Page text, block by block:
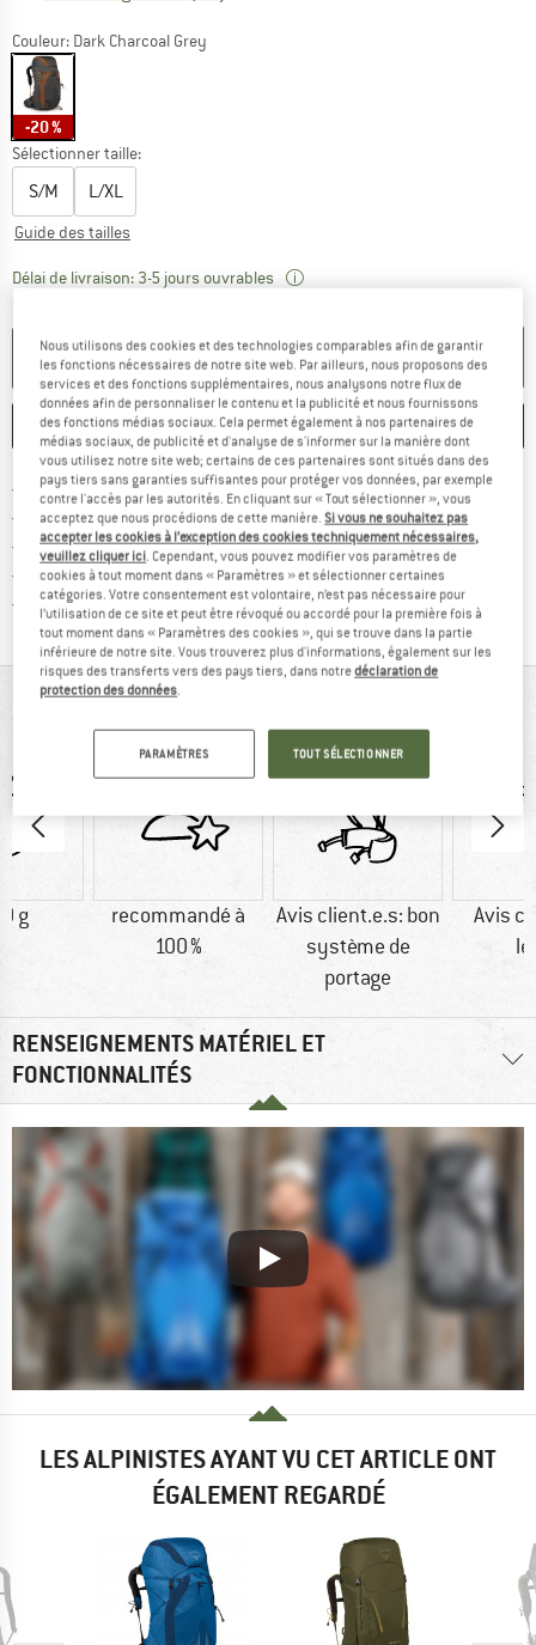
Couleur: Dark Charcoal Grey
-20 %
Sélectionner taille:
S/M L/XL
Guide des tailles
Délai de livraison: 3-5 jours ouvrables
AJOUTER AU PANIER
ENREGISTRER COMPARER
Livraison gratuite dès 69 € (FR)Trouve les infos sur la
Droit de retour de 100 joursTrouve les informations de
> 4 000 000 clients satisfaits
Tous les articles disponibles
Protection des acheteurs de Trusted ShopsTrouve toutes les
g
recommandé à
100 %
Avis client.e.s: bon
système de
portage
Avis
RENSEIGNEMENTS MATÉRIEL ET
FONCTIONNALITÉS
LES ALPINISTES AYANT VU CET ARTICLE ONT
ÉGALEMENT REGARDÉ
Nous utilisons des cookies et des technologies comparables afin de garantir
les fonctions nécessaires de notre site web. Par ailleurs, nous proposons des
services et des fonctions supplémentaires, nous analysons notre flux de
données afin de personnaliser le contenu et la publicité et nous fournissons
des fonctions médias sociaux. Cela permet également à nos partenaires de
médias sociaux, de publicité et d'analyse de s'informer sur la manière dont
vous utilisez notre site web; certains de ces partenaires sont situés dans des
pays tiers sans garanties suffisantes pour protéger vos données, par exemple
contre l'accès par les autorités. En cliquant sur « Tout sélectionner », vous
acceptez que nous procédions de cette manière.Si vous ne souhaitez pas
accepter les cookies à l’exception des cookies techniquement nécessaires,
veuillez cliquer ici. Cependant, vous pouvez modifier vos paramètres de
cookies à tout moment dans « Paramètres » et sélectionner certaines
catégories. Votre consentement est volontaire, n’est pas nécessaire pour
l’utilisation de ce site et peut être révoqué ou accordé pour la première fois à
tout moment dans « Paramètres des cookies », qui se trouve dans la partie
inférieure de notre site. Vous trouverez plus d'informations, également sur les
risques des transferts vers des pays tiers, dans notredéclaration de
protection des données.
PARAMÈTRES TOUT SÉLECTIONNER